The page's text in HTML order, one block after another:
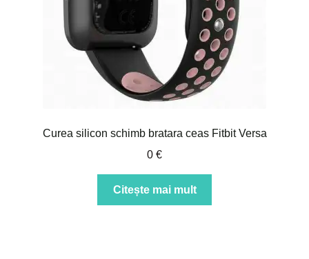
Curea silicon schimb bratara ceas Fitbit Versa
0 €
Citește mai mult